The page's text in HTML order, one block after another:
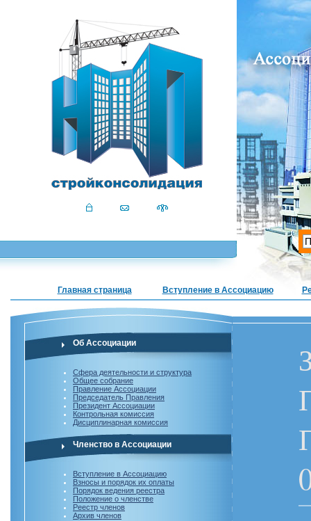
Главная страница Вступление в Ассоциацию
Об Ассоциации
Сфера деятельности и структура
Общее собрание
Правление Ассоциации
Председатель Правления
Президент Ассоциации
Контрольная комиссия
Дисциплинарная комиссия
Членство в Ассоциации
Вступление в Ассоциацию
Взносы и порядок их оплаты
Порядок ведения реестра
Положение о членстве
Реестр членов
Архив членов